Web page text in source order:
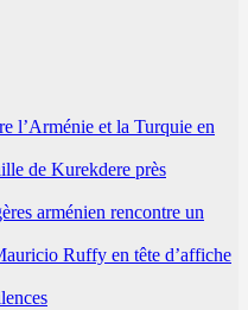
l’Arménie et la Turquie en
de Kurekdere près
arménien rencontre un
Ruffy en tête d’affiche